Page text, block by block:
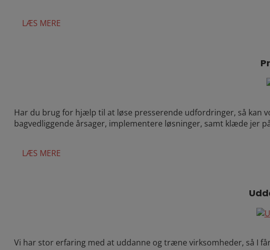
LÆS MERE
Har du brug for hjælp til at løse presserende udfordringer, så kan
bagvedliggende årsager, implementere løsninger, samt klæde jer
LÆS MERE
Vi har stor erfaring med at uddanne og træne virksomheder, så I